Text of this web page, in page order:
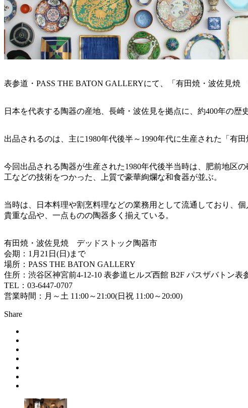
表参道・PASS THE BATON GALLERYにて、「有田焼・波佐見焼
日本を代表する陶器の産地、長崎・波佐見を拠点に、約400年の
出品されるのは、主に1980年代後半～1990年代に生産された「有
今回出品される陶器が生産された1980年代後半当時は、肥前地区
工などの技術をつかった、上質で豪華絢爛な和食器が並ぶ。
当時は、日本料理や割烹料理などの業務用として流通しており、
貴重な品や、一点ものの陶器多く揃えている。
有田焼・波佐見焼 デッドストック陶器市
会期：1月21日(日)まで
場所：PASS THE BATON GALLERY
住所：渋谷区神宮前4-12-10 表参道ヒルズ西館 B2F パスザバトン表
TEL：03-6447-0707
営業時間：月～土 11:00～21:00(日祝 11:00～20:00)
Share